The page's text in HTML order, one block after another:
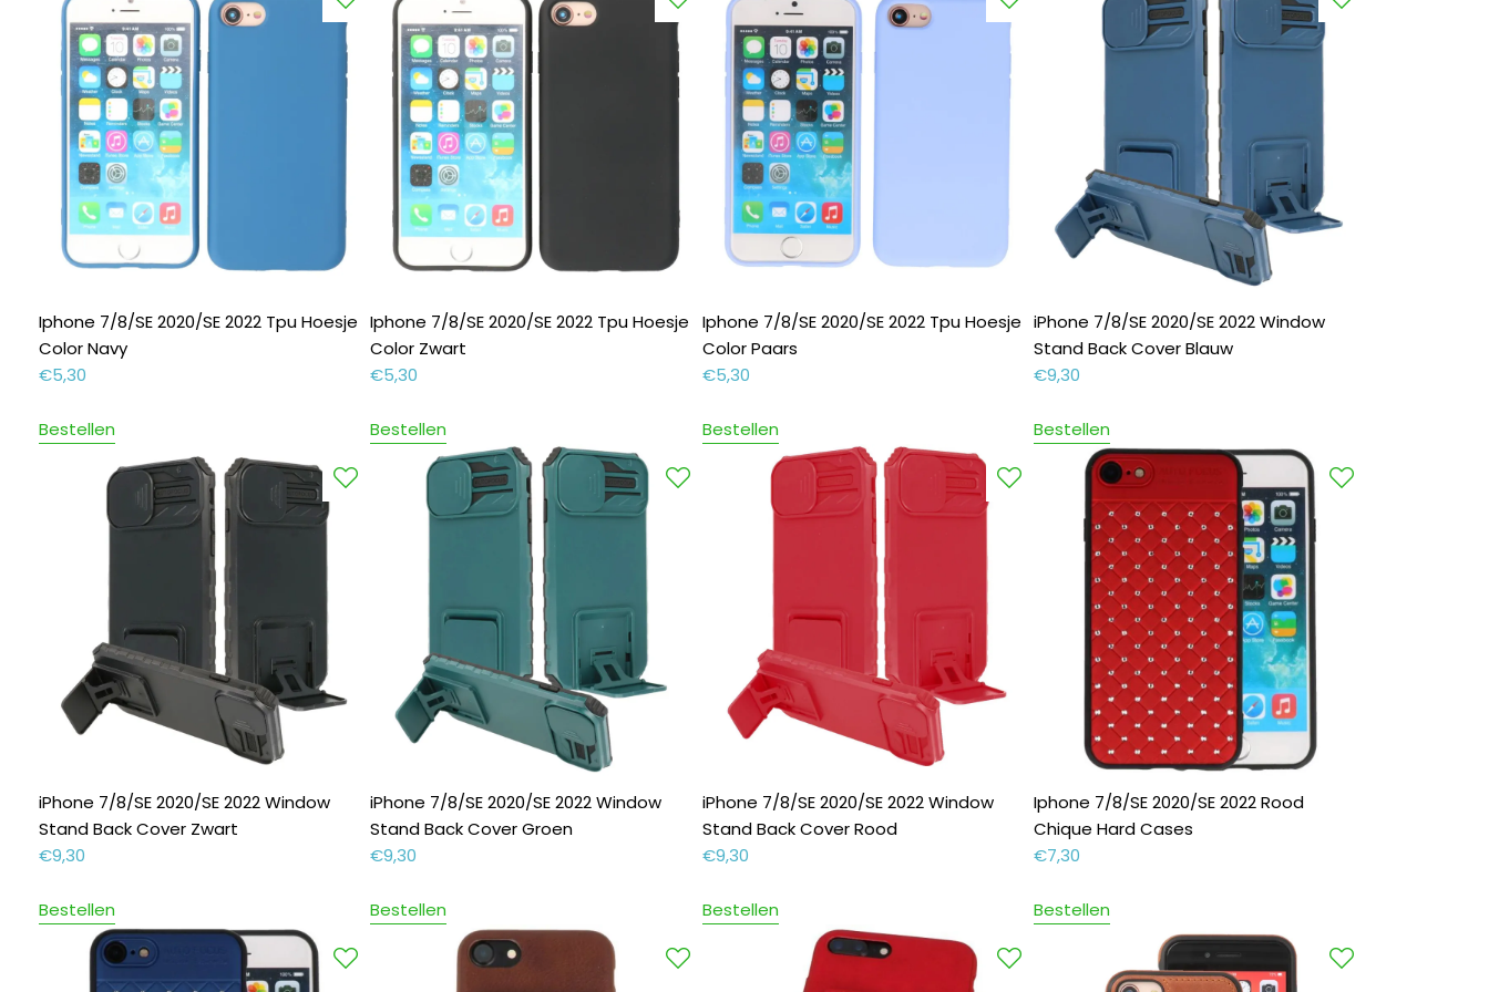
Iphone 7/8/SE 2020/SE 2022 Tpu Hoesje
Color Navy
€5,30
Bestellen
Iphone 7/8/SE 2020/SE 2022 Tpu Hoesje
Color Zwart
€5,30
Bestellen
Iphone 7/8/SE 2020/SE 2022 Tpu Hoesje
Color Paars
€5,30
Bestellen
iPhone 7/8/SE 2020/SE 2022 Window
Stand Back Cover Blauw
€9,30
Bestellen
iPhone 7/8/SE 2020/SE 2022 Window
Stand Back Cover Zwart
€9,30
Bestellen
iPhone 7/8/SE 2020/SE 2022 Window
Stand Back Cover Groen
€9,30
Bestellen
iPhone 7/8/SE 2020/SE 2022 Window
Stand Back Cover Rood
€9,30
Bestellen
Iphone 7/8/SE 2020/SE 2022 Rood
Chique Hard Cases
€7,30
Bestellen